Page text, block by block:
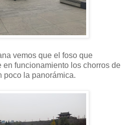
vemos que el foso que
funcionamiento los chorros de
poco la panorámica.